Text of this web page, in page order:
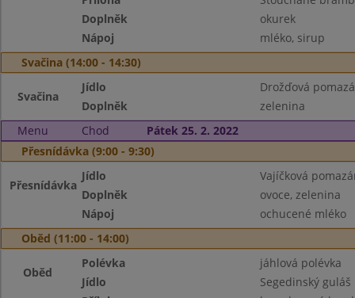
Doplněk
okurek
Nápoj
mléko, sirup
Svačina (14:00 - 14:30)
Svačina
Jídlo
Drožďová
Doplněk
zelenina
Menu
Chod
Pátek 25. 2. 2022
Přesnídávka (9:00 - 9:30)
Přesnídávka
Jídlo
Vajíčková
Doplněk
ovoce, zelenina
Nápoj
ochucené mléko
Oběd (11:00 - 14:00)
Oběd
Polévka
jáhlová polévka
Jídlo
Segedinský guláš